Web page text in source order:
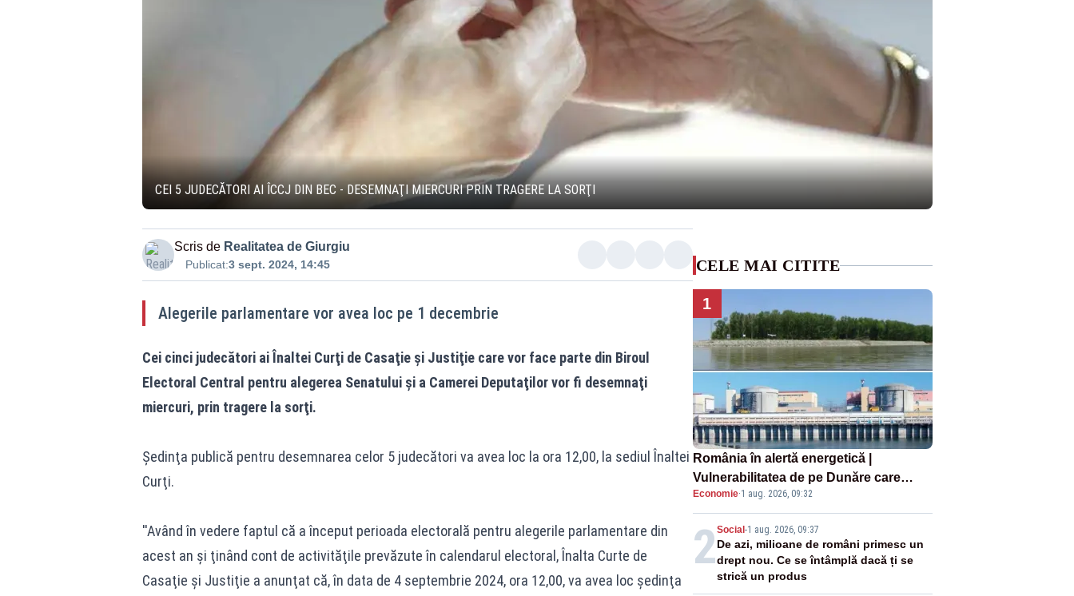
CEI 5 JUDECĂTORI AI ÎCCJ DIN BEC - DESEMNAŢI MIERCURI PRIN TRAGERE LA SORŢI
Scris de Realitatea de Giurgiu
Publicat:3 sept. 2024, 14:45
Alegerile parlamentare vor avea loc pe 1 decembrie
Cei cinci judecători ai Înaltei Curţi de Casaţie şi Justiţie care vor face parte din Biroul
Electoral Central pentru alegerea Senatului şi a Camerei Deputaţilor vor fi desemnaţi
miercuri, prin tragere la sorţi.
Şedinţa publică pentru desemnarea celor 5 judecători va avea loc la ora 12,00, la sediul Înaltei
Curţi.
''Având în vedere faptul că a început perioada electorală pentru alegerile parlamentare din
acest an şi ţinând cont de activităţile prevăzute în calendarul electoral, Înalta Curte de
Casaţie şi Justiţie a anunţat că, în data de 4 septembrie 2024, ora 12,00, va avea loc şedinţa
CELE MAI CITITE
1
România în alertă energetică |
Vulnerabilitatea de pe Dunăre care
pune în pericol Centrala Cernavodă era
cunoscută de pe vremea lui Ceaușescu
Economie·1 aug. 2026, 09:32
2Social -1 aug. 2026, 09:37
De azi, milioane de români primesc un
drept nou. Ce se întâmplă dacă ți se
strică un produs